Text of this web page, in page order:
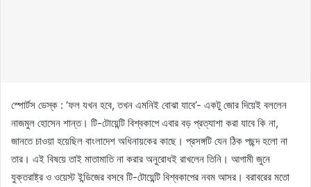
স্পোর্টস ডেস্ক : ‘ফল যখন হবে, তখন এমনিই বোঝা যাবে’- একটু জোর দিয়েই বললেন
নাজমুল হোসেন শান্ত। টি-টোয়েন্টি বিশ্বকাপে এবার বড় প্রত্যাশা করা যাবে কি না,
জানতে চাওয়া হয়েছিল বাংলাদেশ অধিনায়কের কাছে। প্রসঙ্গটি যেন ঠিক পছন্দ হলো না
তার। এই বিষয়ে তাই মাতামাতি না করার অনুরোধই রাখলেন তিনি। আগামী জুনে
যুক্তরাষ্ট্র ও ওয়েস্ট ইন্ডিজের বসবে টি-টোয়েন্টি বিশ্বকাপের নবম আসর। বরাবরের মতো